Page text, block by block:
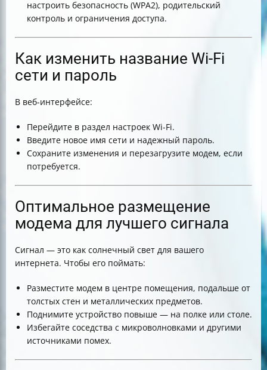
настроить безопасность (WPA2), родительский
контроль и ограничения доступа.
Как изменить название Wi-Fi
сети и пароль
В веб-интерфейсе:
Перейдите в раздел настроек Wi-Fi.
Введите новое имя сети и надежный пароль.
Сохраните изменения и перезагрузите модем, если
потребуется.
Оптимальное размещение
модема для лучшего сигнала
Сигнал — это как солнечный свет для вашего
интернета. Чтобы его поймать:
Разместите модем в центре помещения, подальше от
толстых стен и металлических предметов.
Поднимите устройство повыше — на полке или столе.
Избегайте соседства с микроволновками и другими
источниками помех.